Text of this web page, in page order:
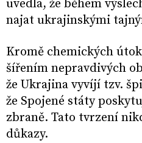
uvedla, že během
najat ukrajinskými
Kromě chemických
šířením nepravdivých
že Ukrajina vyvíjí tzv.
že Spojené státy
zbraně. Tato tvrzení
důkazy.